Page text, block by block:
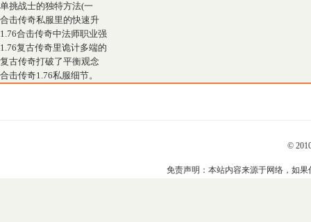
单挑战士的独特方法(一
合击传奇私服里的快速升
1.76合击传奇中法师职业强
1.76复古传奇里诡计多端的
复古传奇打破了平衡观念
合击传奇1.76私服细节。
©
免责声明：本站内容来源于网络，如